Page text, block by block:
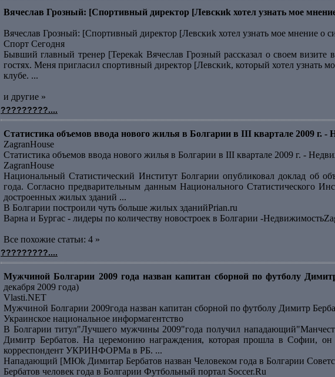
Вячеслав Грозный: [Спортивный директор [Левскиk хотел узнать мое
Вячеслав Грозный: [Спортивный директор [Левскиk хотел узнать мое мнение о
Спорт Сегодня
Бывший главный тренер [Терекаk Вячеслав Грозный рассказал о своем
гостях. Меня пригласил спортивный директор [Левскиk, который хотел
клубе. ...
и другие »
?????????....
Статистика объемов ввода нового жилья в Болгарии в III квартале 2009 г. -
ZagranHouse
Статистика объемов ввода нового жилья в Болгарии в III квартале 2009 г. -
ZagranHouse
Национальный Статистический Институт Болгарии опубликовал доклад об
года. Согласно предварительным данным Национального Статистического
достроенных жилых зданий ...
В Болгарии построили чуть больше жилых зданийPrian.ru
Варна и Бургас - лидеры по количеству новостроек в Болгарии -
Все похожие статьи: 4 »
?????????....
Мужчиной Болгарии 2009 года назван капитан сборной по футболу
декабря 2009 года)
Vlasti.NET
Мужчиной Болгарии 2009года назван капитан сборной по футболу Димитр
Украинское национальное информагентство
В Болгарии титул"Лучшего мужчины 2009"года получил
Димитр Бербатов. На церемонию награждения, которая прошла в Софии, он
корреспондент УКРИНФОРМа в РБ. ...
Нападающий [МЮk Димитар Бербатов назван Человеком года в Болгарии
Бербатов человек года в Болгарии Футбольный портал Soccer.Ru